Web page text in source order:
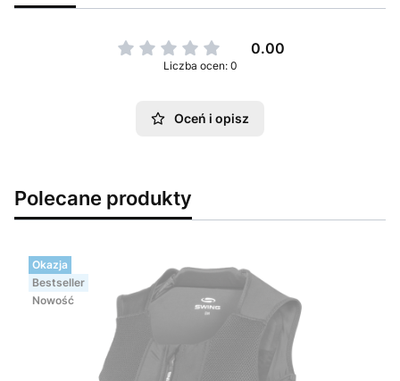
0.00
Liczba ocen: 0
Oceń i opisz
Polecane produkty
Okazja
Bestseller
Nowość